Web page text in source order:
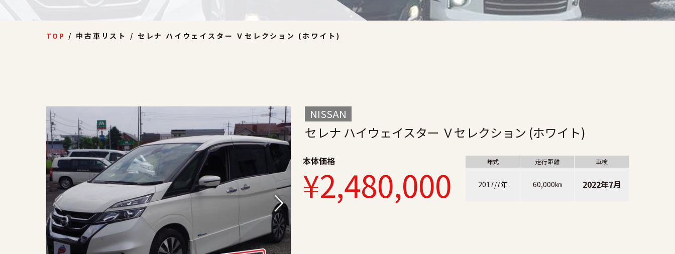
TOP 中古車リスト セレナ ハイウェイスター Ｖセレクション (ホワイト)
NISSAN
セレナ ハイウェイスター Ｖセレクション (ホワイト)
本体価格
¥2,480,000
年式
2017/7年
走行距離
60,000㎞
車検
2022年7月